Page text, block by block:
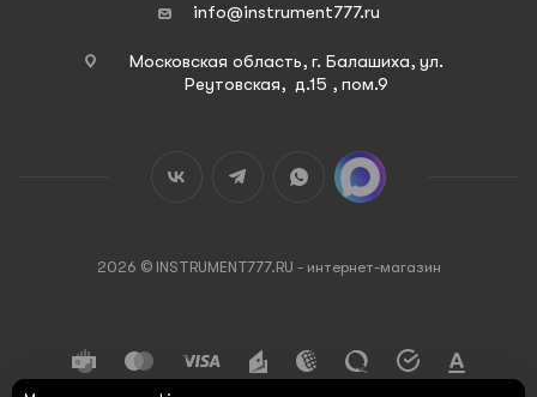
info@instrument777.ru
Московская область, г. Балашиха, ул.
Реутовская, д.15 , пом.9
2026 © INSTRUMENT777.RU - интернет-магазин